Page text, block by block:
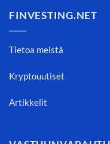
FINVESTING.NET
Tietoa meistä
Kryptouutiset
Artikkelit